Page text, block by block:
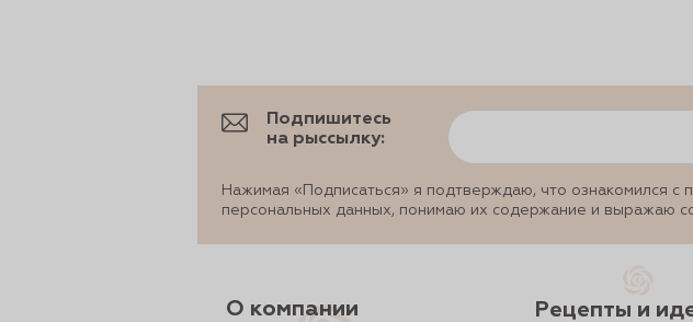
Подпишитесь
на рыссылку:
Нажимая «Подписаться» я подтверждаю, что ознакомился с
персональных данных, понимаю их содержание и выражаю
О компании Рецепты и